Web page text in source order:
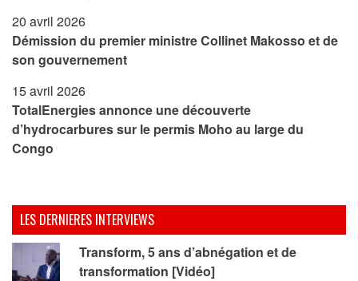
20 avril 2026
Démission du premier ministre Collinet Makosso et de
son gouvernement
15 avril 2026
TotalEnergies annonce une découverte
d’hydrocarbures sur le permis Moho au large du
Congo
LES DERNIERES INTERVIEWS
Transform, 5 ans d’abnégation et de
transformation [Vidéo]